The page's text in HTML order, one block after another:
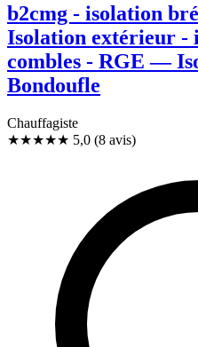
b2cmg - isolation
Isolation extérieur -
combles - RGE —
Bondoufle
Chauffagiste
★★★★★ 5,0 (8 avis)